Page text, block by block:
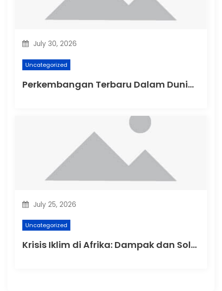
July 30, 2026
Uncategorized
Perkembangan Terbaru Dalam Dunia Politik Australia
July 25, 2026
Uncategorized
Krisis Iklim di Afrika: Dampak dan Solusi